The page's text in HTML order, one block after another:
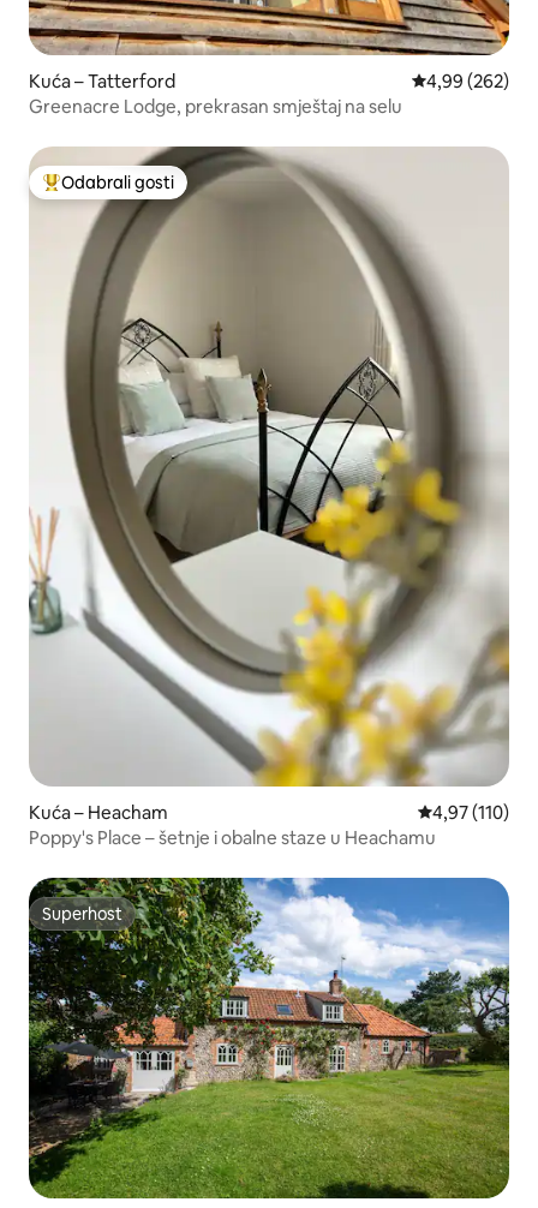
Kuća – Tatterford Prosječna
4,99 (262)
Greenacre Lodge, prekrasan smještaj na selu
Među najviše rangiranima s oznakom „Odabrali gosti”
Odabrali gosti
Kuća – Heacham Prosječna
4,97 (110)
Poppy's Place – šetnje i obalne staze u Heachamu
Superhost
Superhost